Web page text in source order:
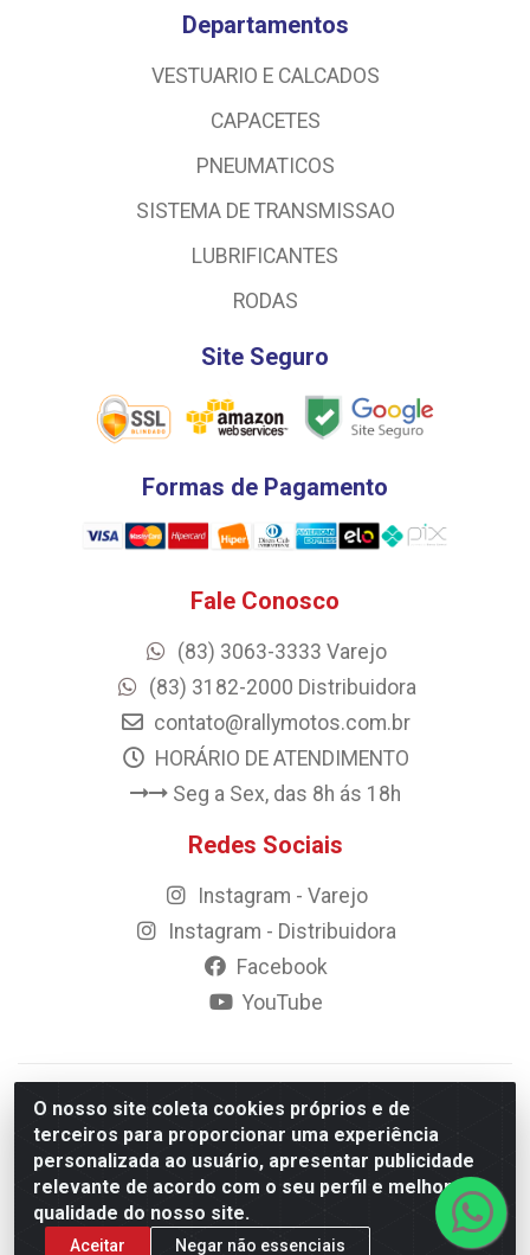
O nosso site coleta cookies próprios e de
terceiros para proporcionar uma experiência
personalizada ao usuário, apresentar publicidade
relevante de acordo com o seu perfil e melhorar a
qualidade do nosso site.
Aceitar Negar não essenciais
Departamentos
VESTUARIO E CALCADOS
CAPACETES
PNEUMATICOS
SISTEMA DE TRANSMISSAO
LUBRIFICANTES
RODAS
Site Seguro
Formas de Pagamento
Fale Conosco
(83) 3063-3333 Varejo
(83) 3182-2000 Distribuidora
contato@rallymotos.com.br
HORÁRIO DE ATENDIMENTO
Seg a Sex, das 8h ás 18h
Redes Sociais
Instagram - Varejo
Instagram - Distribuidora
Facebook
YouTube
© 2023 Rally Motos - todos os direitos reservados.
Razão Social: Rally motos distribuidora, importadora e
transportadora de peças LTDA - CNPJ 09.262.859/0001-43 -
Rua Vigário Calixto 2900 - Catolé, Campina Grande/PB